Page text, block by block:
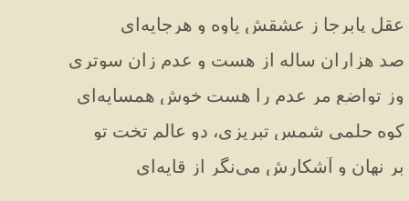
عقل پابرجا ز عشقش یاوه و هرجایه‌ای
صد هزاران ساله از هست و عدم زان سوتری
وز تواضع مر عدم را هست خوش همسایه‌ای
کوه حلمی شمس تبریزی، دو عالم تخت تو
بر نهان و آشکارش می‌نگر از قایه‌ای